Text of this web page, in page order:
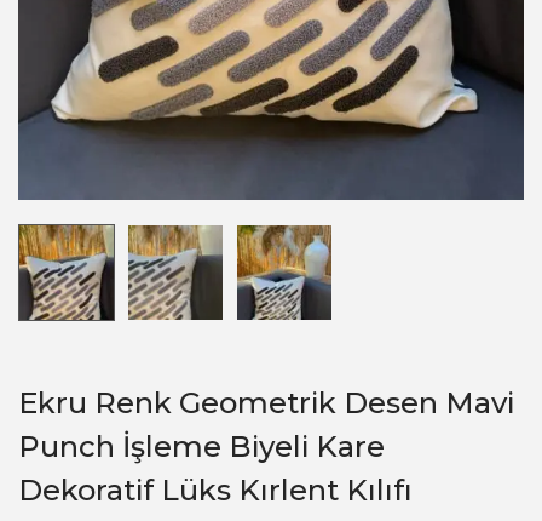
Ekru Renk Geometrik Desen Mavi
Punch İşleme Biyeli Kare
Dekoratif Lüks Kırlent Kılıfı